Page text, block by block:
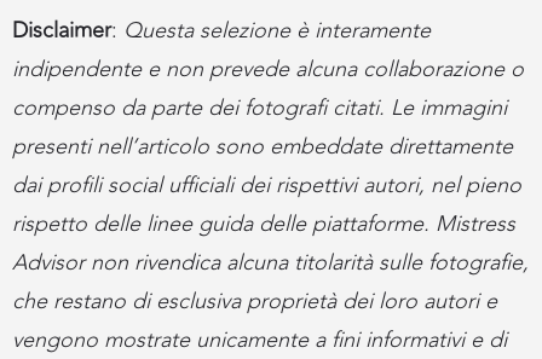
Disclaimer: Questa selezione è interamente
indipendente e non prevede alcuna collaborazione o
compenso da parte dei fotografi citati. Le immagini
presenti nell’articolo sono embeddate direttamente
dai profili social ufficiali dei rispettivi autori, nel pieno
rispetto delle linee guida delle piattaforme. Mistress
Advisor non rivendica alcuna titolarità sulle fotografie,
che restano di esclusiva proprietà dei loro autori e
vengono mostrate unicamente a fini informativi e di